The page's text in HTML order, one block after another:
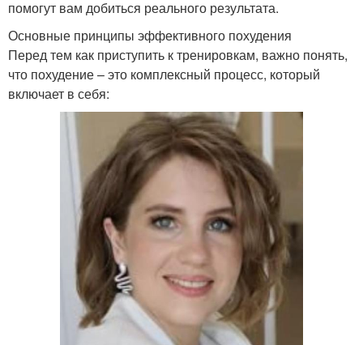
помогут вам добиться реального результата.
Основные принципы эффективного похудения
Перед тем как приступить к тренировкам, важно понять,
что похудение – это комплексный процесс, который
включает в себя: